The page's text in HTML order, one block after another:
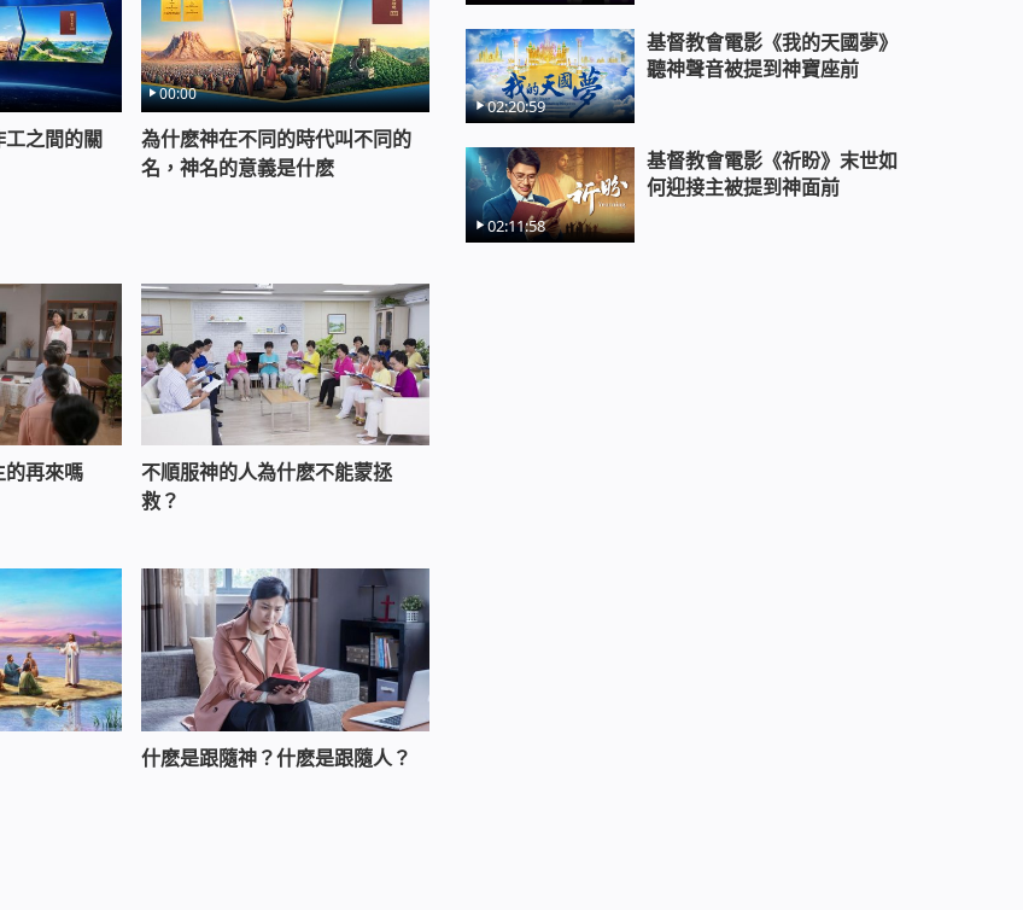
你們當追求的是一切美與善的事物 應該得著
視，不可輕視
認識嗎？點擊右下方的「在線暢聊」窗口與
之間的關
00:00
為什麽神在不同的時代叫不同的
名，神名的意義是什麽
的再來嗎
不順服神的人為什麽不能蒙拯
救？
什麽是跟隨神？什麽是跟隨人？
02:20:59
基督教會電影《我的天國夢》
聽神聲音被提到神寶座前
02:11:58
基督教會電影《祈盼》末世如
何迎接主被提到神面前